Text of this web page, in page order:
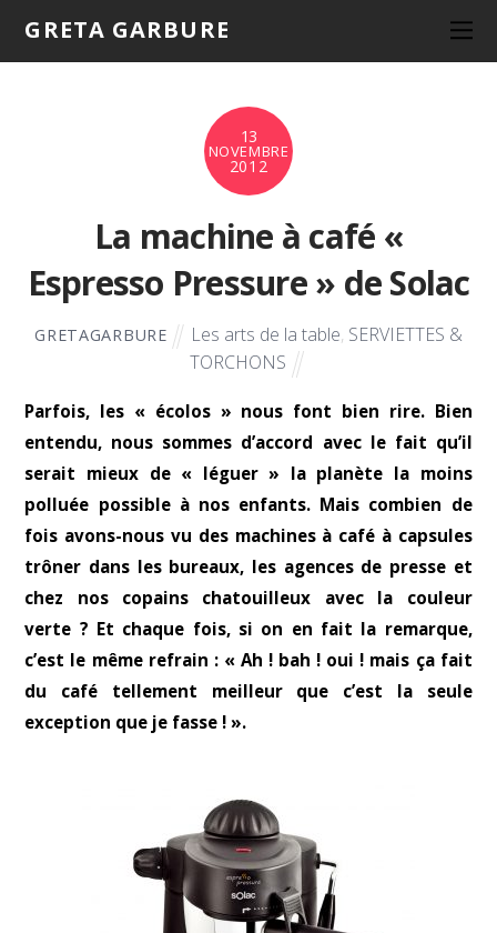
GRETA GARBURE
13
NOVEMBRE
2012
La machine à café «
Espresso Pressure » de Solac
GRETAGARBURE Les arts de la table, SERVIETTES &
TORCHONS
Parfois, les « écolos » nous font bien rire. Bien
entendu, nous sommes d’accord avec le fait qu’il
serait mieux de « léguer » la planète la moins
polluée possible à nos enfants. Mais combien de
fois avons-nous vu des machines à café à capsules
trôner dans les bureaux, les agences de presse et
chez nos copains chatouilleux avec la couleur
verte ? Et chaque fois, si on en fait la remarque,
c’est le même refrain : « Ah ! bah ! oui ! mais ça fait
du café tellement meilleur que c’est la seule
exception que je fasse ! ».